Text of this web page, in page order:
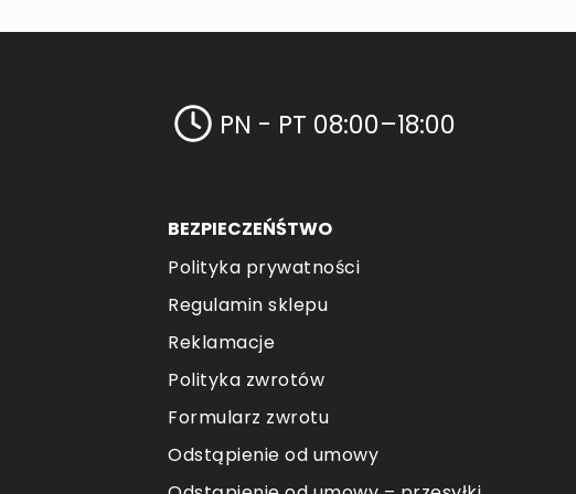
PN - PT 08:00–18:00
BEZPIECZEŃŚTWO
Polityka prywatności
Regulamin sklepu
Reklamacje
Polityka zwrotów
Formularz zwrotu
Odstąpienie od umowy